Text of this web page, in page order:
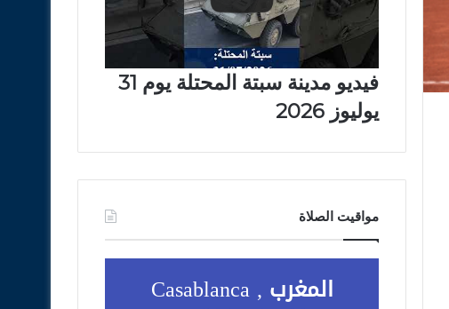
فيديو مدينة سبتة المحتلة يوم 31
يوليوز 2026
مواقيت الصلاة